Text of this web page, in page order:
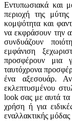
Εντυπωσιακά και
περιοχή της
κομψότητα και
να εκφράσουν την
συνδυάζουν
εμφάνιση
προσφέρουν μια
ταυτόχρονα
ένα αξεσουάρ.
εκλεπτυσμένου
look σας με αυτά τα
χρήση ή για
εναλλακτικής